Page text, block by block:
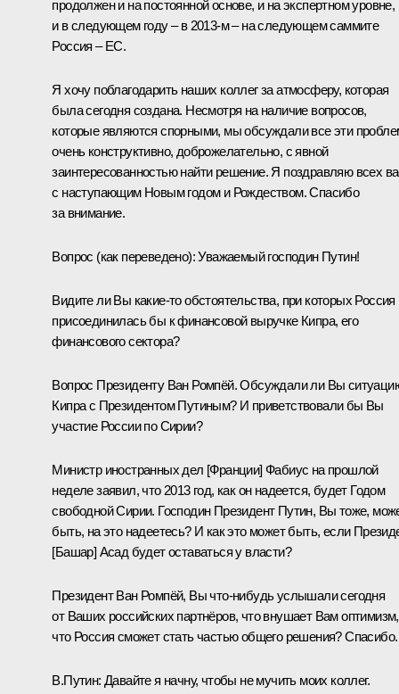
продолжен и на постоянной основе, и на экспертном уровне,
и в следующем году – в 2013-м – на следующем саммите
Россия – ЕС.
Я хочу поблагодарить наших коллег за атмосферу, которая
была сегодня создана. Несмотря на наличие вопросов,
которые являются спорными, мы обсуждали все эти
очень конструктивно, доброжелательно, с явной
заинтересованностью найти решение. Я поздравляю всех
с наступающим Новым годом и Рождеством. Спасибо
за внимание.
Вопрос (как переведено):Уважаемый господин Путин!
Видите ли Вы какие‑то обстоятельства, при которых Россия
присоединилась бы к финансовой выручке Кипра, его
финансового сектора?
Вопрос Президенту Ван Ромпёй. Обсуждали ли Вы
Кипра с Президентом Путиным? И приветствовали бы Вы
участие России по Сирии?
Министр иностранных дел [Франции] Фабиус на прошлой
неделе заявил, что 2013 год, как он надеется, будет Годом
свободной Сирии. Господин Президент Путин, Вы тоже,
быть, на это надеетесь? И как это может быть, если
[Башар] Асад будет оставаться у власти?
Президент Ван Ромпёй, Вы что‑нибудь услышали сегодня
от Ваших российских партнёров, что внушает Вам оптимизм,
что Россия сможет стать частью общего решения? Спасибо.
В.Путин: Давайте я начну, чтобы не мучить моих коллег.